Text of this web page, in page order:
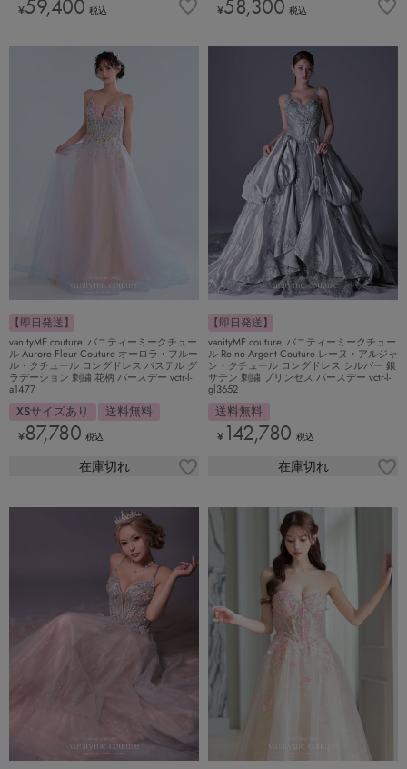
¥59,400 税込 ¥58,300 税込
【即日発送】
vanityME.couture. バニティーミークチュー
ル Aurore Fleur Couture オーロラ・フルー
ル・クチュール ロングドレス パステル グ
ラデーション 刺繍 花柄 バースデー vctr-l-
a1477
XSサイズあり 送料無料
¥87,780 税込
在庫切れ
【即日発送】
vanityME.couture. バニティーミークチュー
ル Reine Argent Couture レーヌ・アルジャ
ン・クチュール ロングドレス シルバー 銀
サテン 刺繍 プリンセス バースデー vctr-l-
gl3652
送料無料
¥ 142,780 税込
在庫切れ